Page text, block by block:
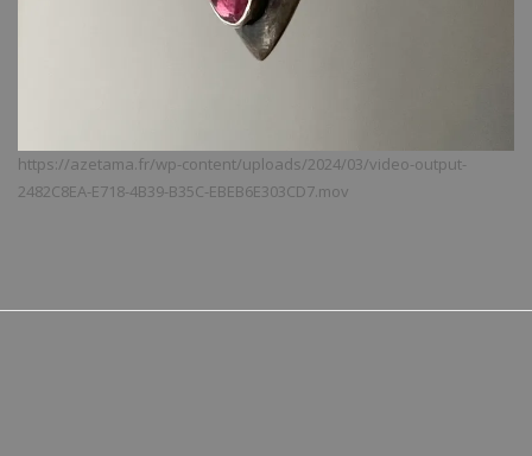
https://azetama.fr/wp-content/uploads/2024/03/video-output-
2482C8EA-E718-4B39-B35C-EBEB6E303CD7.mov